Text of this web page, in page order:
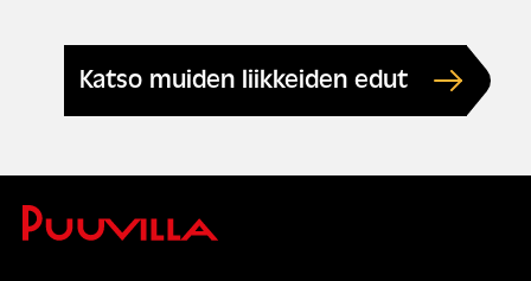
Katso muiden liikkeiden edut